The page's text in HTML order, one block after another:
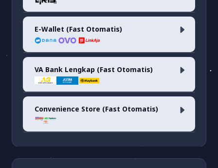
QRIS <i>(fee 0.7%)</i>
E-Wallet (Fast Otomatis)
Dana (fee 1.7%)
OVO(fee 3.03%)
VA Bank Lengkap (Fast Otomatis)
ARTHA GRAHA VA(fee 1.500)
Convenience Store (Fast Otomatis)
Alfamart/Pegadaian/POS & Dan-
Dan(fee 2.500)